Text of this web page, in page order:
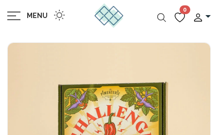
MENU
0